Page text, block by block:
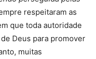
respeitaram as
que toda autoridade
Deus para promover
muitas